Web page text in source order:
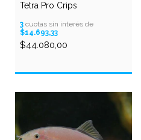
Tetra Pro Crips
3 cuotas sin interés de
$14.693,33
$44.080,00